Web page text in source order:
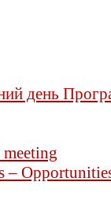
день
–